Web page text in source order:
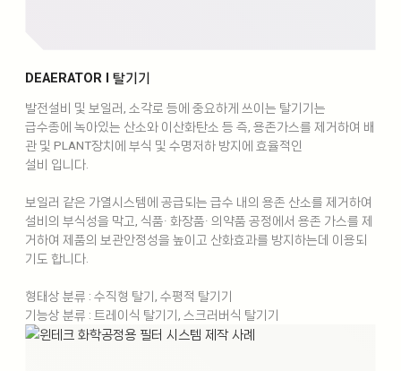
DEAERATOR l 탈기기
발전설비 및 보일러, 소각로 등에 중요하게 쓰이는 탈기기는
급수종에 녹아있는 산소와 이산화탄소 등 즉, 용존가스를 제거하여 배
관 및 PLANT장치에 부식 및 수명저하 방지에 효율적인
설비 입니다.
보일러 같은 가열시스템에 공급되는 급수 내의 용존 산소를 제거하여
설비의 부식성을 막고, 식품· 화장품· 의약품 공정에서 용존 가스를 제
거하여 제품의 보관안정성을 높이고 산화효과를 방지하는데 이용되
기도 합니다.
형태상 분류 : 수직형 탈기, 수평적 탈기기
기능상 분류 : 트레이식 탈기기, 스크러버식 탈기기